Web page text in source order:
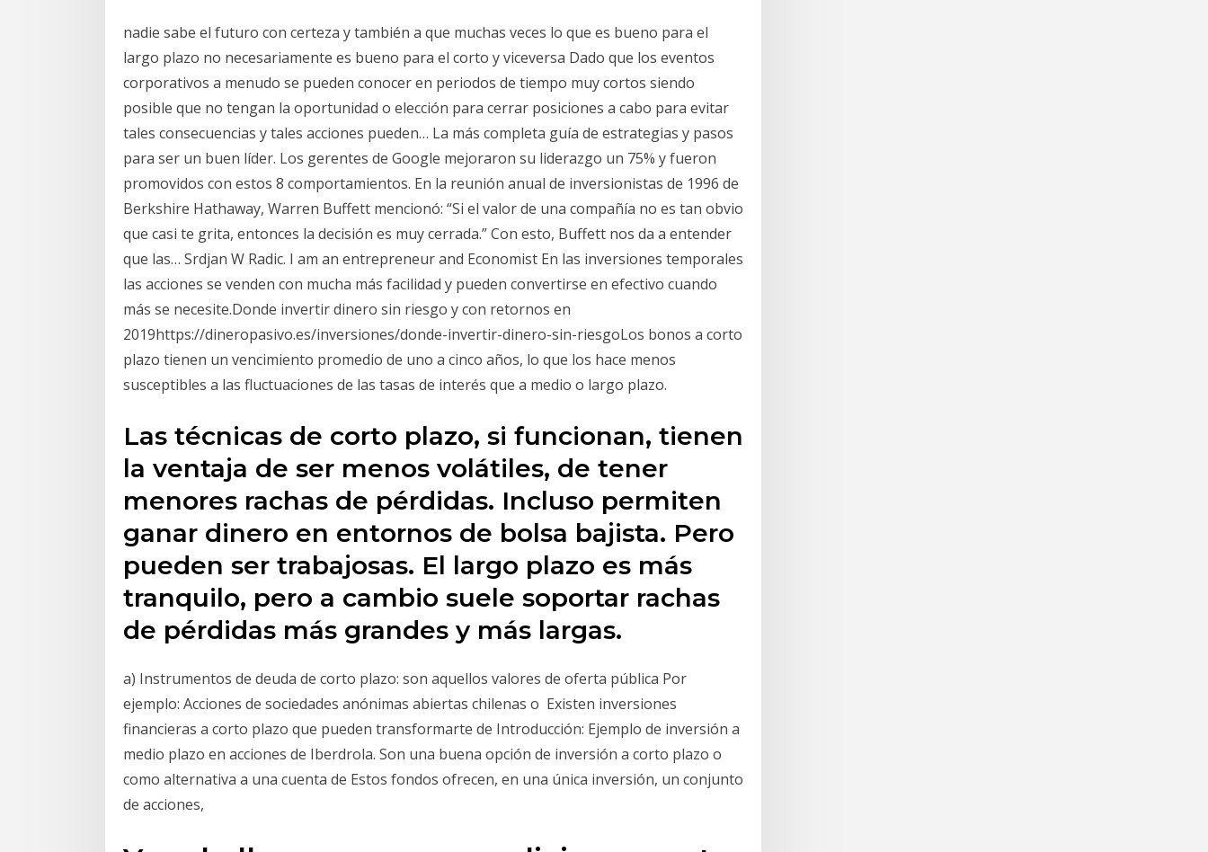
nadie sabe el futuro con certeza y también a que muchas veces lo que es bueno para el
largo plazo no necesariamente es bueno para el corto y viceversa Dado que los eventos
corporativos a menudo se pueden conocer en periodos de tiempo muy cortos siendo
posible que no tengan la oportunidad o elección para cerrar posiciones a cabo para evitar
tales consecuencias y tales acciones pueden… La más completa guía de estrategias y pasos
para ser un buen líder. Los gerentes de Google mejoraron su liderazgo un 75% y fueron
promovidos con estos 8 comportamientos. En la reunión anual de inversionistas de 1996 de
Berkshire Hathaway, Warren Buffett mencionó: “Si el valor de una compañía no es tan obvio
que casi te grita, entonces la decisión es muy cerrada.” Con esto, Buffett nos da a entender
que las… Srdjan W Radic. I am an entrepreneur and Economist En las inversiones temporales
las acciones se venden con mucha más facilidad y pueden convertirse en efectivo cuando
más se necesite.Donde invertir dinero sin riesgo y con retornos en
2019https://dineropasivo.es/inversiones/donde-invertir-dinero-sin-riesgoLos bonos a corto
plazo tienen un vencimiento promedio de uno a cinco años, lo que los hace menos
susceptibles a las fluctuaciones de las tasas de interés que a medio o largo plazo.
Las técnicas de corto plazo, si funcionan, tienen
la ventaja de ser menos volátiles, de tener
menores rachas de pérdidas. Incluso permiten
ganar dinero en entornos de bolsa bajista. Pero
pueden ser trabajosas. El largo plazo es más
tranquilo, pero a cambio suele soportar rachas
de pérdidas más grandes y más largas.
a) Instrumentos de deuda de corto plazo: son aquellos valores de oferta pública Por
ejemplo: Acciones de sociedades anónimas abiertas chilenas o Existen inversiones
financieras a corto plazo que pueden transformarte de Introducción: Ejemplo de inversión a
medio plazo en acciones de Iberdrola. Son una buena opción de inversión a corto plazo o
como alternativa a una cuenta de Estos fondos ofrecen, en una única inversión, un conjunto
de acciones,